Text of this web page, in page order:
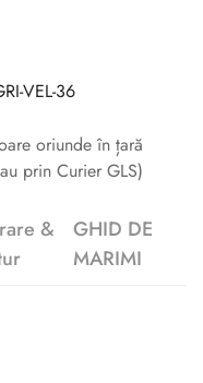
VEL-36
oriunde în țară
prin Curier GLS)
&
GHID DE
MARIMI